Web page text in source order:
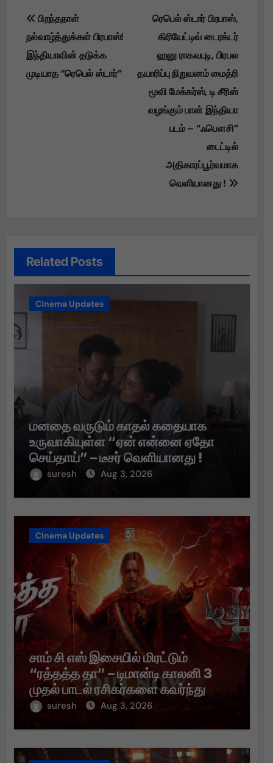
Post
navigation
பிறந்தநாள்
நல்வாழ்த்துக்கள் பிரபாஸ்!
இந்தியாவின் தடுக்க
முடியாத “ரெபெல் ஸ்டார்”
ரெபெல் ஸ்டார் பிரபாஸ்,
கிரியேட்டிவ் டைரக்டர்
ஹனு ராகவபுடி, பிரபல
தயாரிப்பு நிறுவனம் மைத்ரி
மூவி மேக்கர்ஸ், டி சீரிஸ்
வழங்கும் பான் இந்தியா
படம் – “ஃபௌசி”
டைட்டில்
அதிகாரப்பூர்வமாக
வெளியானது !
Related Posts
Cinema Updates
மனதை வருடும் காதல் கதையாக
உருவாகியுள்ள “ஏன் என்னை ஏதோ
செய்தாய்” – டீசர் வெளியானது !
suresh Aug 3, 2026
Cinema Updates
சாம் சி எஸ் இசையில் மிரட்டும்
“ரத்தத்த தா” – டிமான்டி காலனி 3
முதல் பாடல் ரசிகர்களை கவர்ந்து
வருகிறது!
suresh Aug 3, 2026